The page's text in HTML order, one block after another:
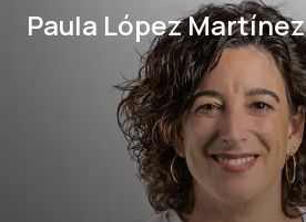
Paula López Martínez